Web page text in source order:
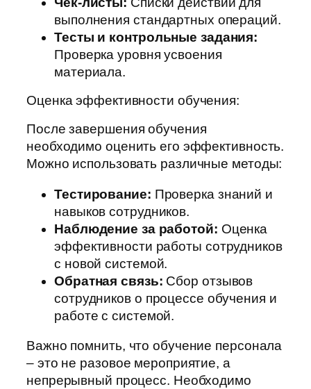
выполнения стандартных операций.
Тесты и контрольные задания:
Проверка уровня усвоения
материала.
Оценка эффективности обучения:
После завершения обучения
необходимо оценить его эффективность.
Можно использовать различные методы:
Тестирование: Проверка знаний и
навыков сотрудников.
Наблюдение за работой: Оценка
эффективности работы сотрудников
с новой системой.
Обратная связь: Сбор отзывов
сотрудников о процессе обучения и
работе с системой.
Важно помнить, что обучение персонала
– это не разовое мероприятие, а
непрерывный процесс. Необходимо